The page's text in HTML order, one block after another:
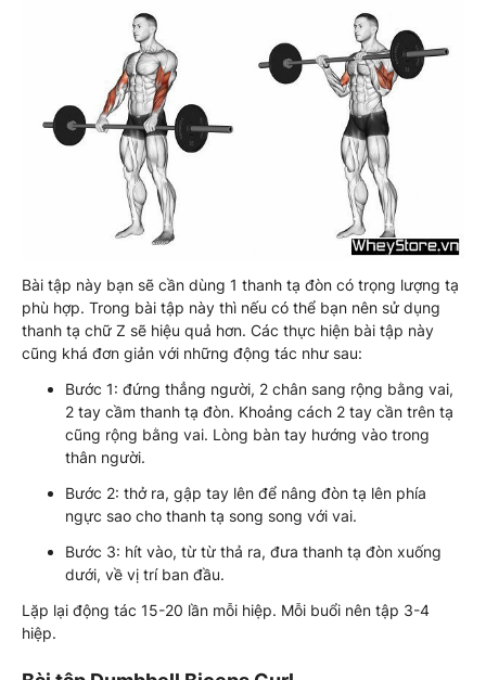
Bài tập này bạn sẽ cần dùng 1 thanh tạ đòn có trọng lượng tạ
phù hợp. Trong bài tập này thì nếu có thể bạn nên sử dụng
thanh tạ chữ Z sẽ hiệu quả hơn. Các thực hiện bài tập này
cũng khá đơn giản với những động tác như sau:
Bước 1: đứng thẳng người, 2 chân sang rộng bằng vai,
2 tay cầm thanh tạ đòn. Khoảng cách 2 tay cần trên tạ
cũng rộng bằng vai. Lòng bàn tay hướng vào trong
thân người.
Bước 2: thở ra, gập tay lên để nâng đòn tạ lên phía
ngực sao cho thanh tạ song song với vai.
Bước 3: hít vào, từ từ thả ra, đưa thanh tạ đòn xuống
dưới, về vị trí ban đầu.
Lặp lại động tác 15-20 lần mỗi hiệp. Mỗi buổi nên tập 3-4
hiệp.